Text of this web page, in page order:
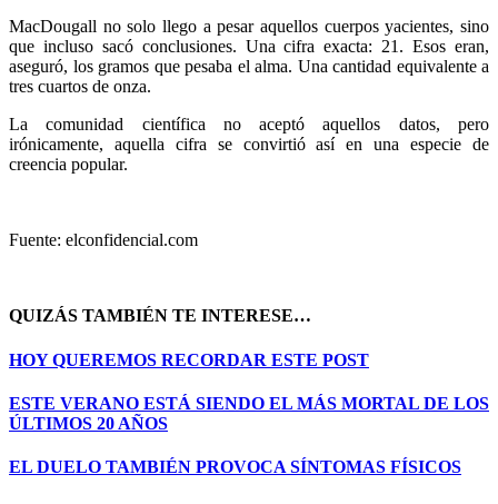
MacDougall no solo llego a pesar aquellos cuerpos yacientes, sino
que incluso sacó conclusiones. Una cifra exacta: 21. Esos eran,
aseguró, los gramos que pesaba el alma. Una cantidad equivalente a
tres cuartos de onza.
La comunidad científica no aceptó aquellos datos, pero
irónicamente, aquella cifra se convirtió así en una especie de
creencia popular.
Fuente: elconfidencial.com
QUIZÁS TAMBIÉN TE INTERESE…
HOY QUEREMOS RECORDAR ESTE POST
ESTE VERANO ESTÁ SIENDO EL MÁS MORTAL DE LOS
ÚLTIMOS 20 AÑOS
EL DUELO TAMBIÉN PROVOCA SÍNTOMAS FÍSICOS